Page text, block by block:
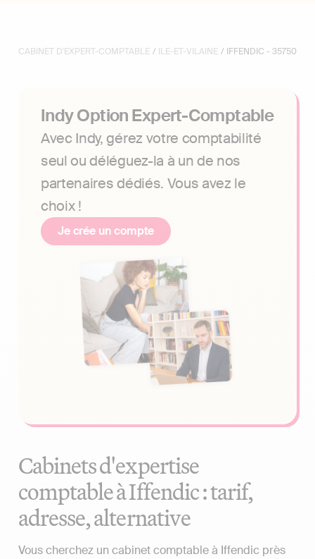
CABINET D'EXPERT-COMPTABLE / ILE-ET-VILAINE / IFFENDIC - 35750
Indy Option Expert-Comptable
Avec Indy, gérez votre comptabilité
seul ou déléguez-la à un de nos
partenaires dédiés. Vous avez le
choix !
Je crée un compte
Cabinets d'expertise
comptable à Iffendic : tarif,
adresse, alternative
Vous cherchez un cabinet comptable à Iffendic près